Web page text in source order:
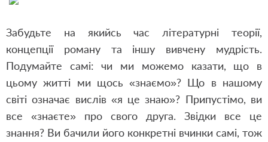
Забудьте на якийсь час літературні теорії,
концепції роману та іншу вивчену мудрість.
Подумайте самі: чи ми можемо казати, що в
цьому житті ми щось «знаємо»? Що в нашому
світі означає вислів «я це знаю»? Припустімо, ви
все «знаєте» про свого друга. Звідки все це
знання? Ви бачили його конкретні вчинки самі, тож